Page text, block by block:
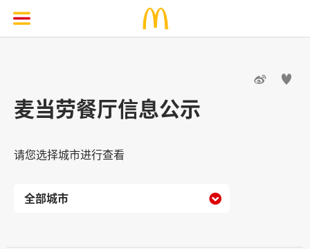
 
麦当劳餐厅信息公示
请您选择城市进行查看
